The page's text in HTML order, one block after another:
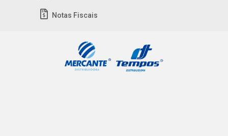
Notas Fiscais